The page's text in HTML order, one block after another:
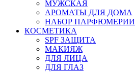
МУЖСКАЯ
АРОМАТЫ ДЛЯ ДОМА
НАБОР ПАРФЮМЕРИИ
КОСМЕТИКА
SPF ЗАЩИТА
МАКИЯЖ
ДЛЯ ЛИЦА
ДЛЯ ГЛАЗ